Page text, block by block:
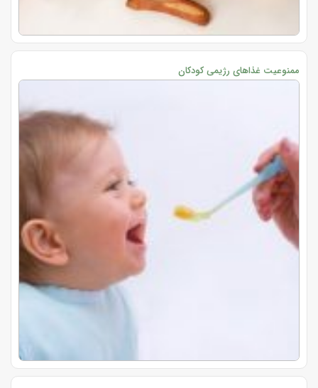
ممنوعیت غذاهای رژیمی کودکان